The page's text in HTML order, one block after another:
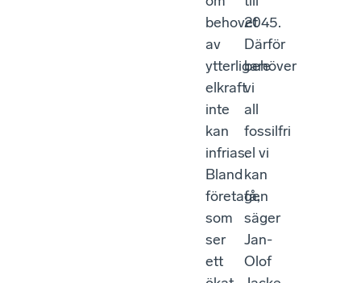
behovet
av
ytterligare
elkraft
inte
kan
infrias.
Bland
företagen
som
ser
ett
2045.
Därför
behöver
vi
all
fossilfri
el vi
kan
få,
säger
Jan-
Olof